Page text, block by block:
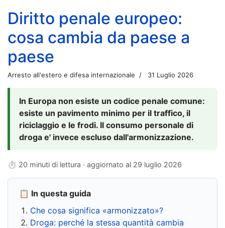
Diritto penale europeo:
cosa cambia da paese a
paese
Arresto all'estero e difesa internazionale 31 Luglio 2026
In Europa non esiste un codice penale comune:
esiste un pavimento minimo per il traffico, il
riciclaggio e le frodi. Il consumo personale di
droga e' invece escluso dall'armonizzazione.
⏱ 20 minuti di lettura · aggiornato al 29 luglio 2026
📋 In questa guida
Che cosa significa «armonizzato»?
Droga: perché la stessa quantità cambia